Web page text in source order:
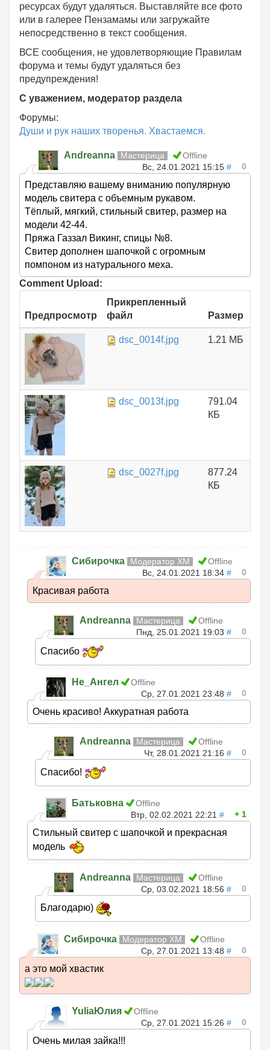
ресурсах будут удаляться. Выставляйте все фото
или в галерее Пензамамы или загружайте
непосредственно в текст сообщения.
ВСЕ сообщения, не удовлетворяющие Правилам
форума и темы будут удаляться без
предупреждения!
С уважением, модератор раздела
Форумы:
Души и рук наших творенья. Хвастаемся.
Andreanna Мастерица
Offline
Вс, 24.01.2021 15:15 # 0
Представляю вашему вниманию популярную
модель свитера с объемным рукавом.
Тёплый, мягкий, стильный свитер, размер на
модели 42-44.
Пряжа Газзал Викинг, спицы №8.
Свитер дополнен шапочкой с огромным
помпоном из натурального меха.
Comment Upload:
Предпросмотр
Прикрепленный
файл
Размер
dsc_0014f.jpg 1.21 МБ
dsc_0013f.jpg
791.04
КБ
dsc_0027f.jpg
877.24
КБ
Сибирочка Модератор ХМ
Offline
Вс, 24.01.2021 18:34 # 0
Красивая работа
Andreanna Мастерица
Offline
Пнд, 25.01.2021 19:03 # 0
Спасибо
Не_Ангел
Offline
Ср, 27.01.2021 23:48 # 0
Очень красиво! Аккуратная работа
Andreanna Мастерица
Offline
Чт, 28.01.2021 21:16 # 0
Спасибо!
Батьковна
Offline
Втр, 02.02.2021 22:21 # 1
Стильный свитер с шапочкой и прекрасная
модель
Andreanna Мастерица
Offline
Ср, 03.02.2021 18:56 # 0
Благодарю)
Сибирочка Модератор ХМ
Offline
Ср, 27.01.2021 13:48 # 0
а это мой хвастик
YuliaЮлия
Offline
Ср, 27.01.2021 15:26 # 0
Очень милая зайка!!!